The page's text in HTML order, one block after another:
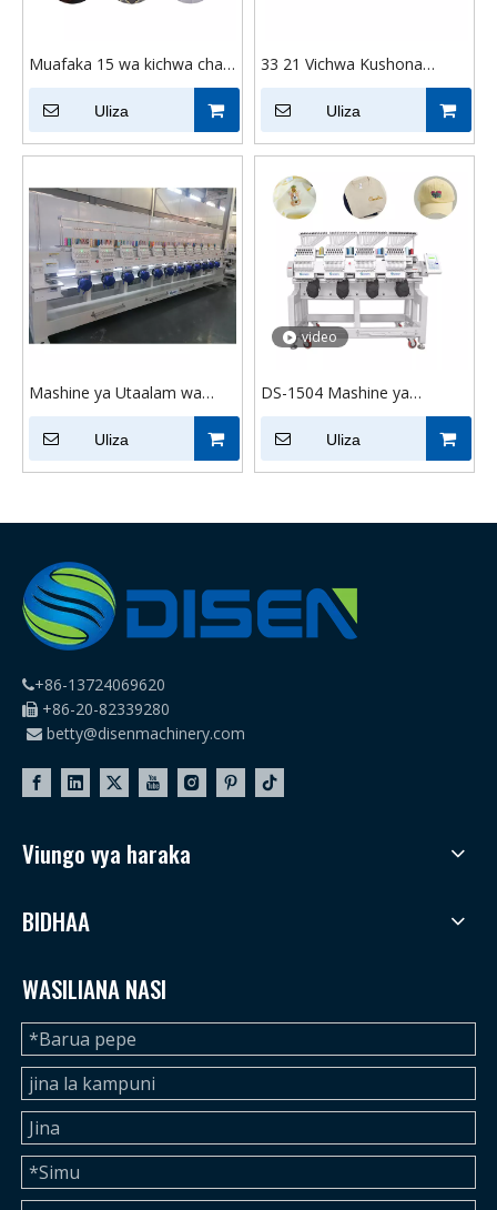
Muafaka 15 wa kichwa cha
Magnetic Machine isiyo na
waya ya Kompyuta yenye
kichwa cha vifaa
Uliza
33 21 Vichwa Kushona
Mashine ya Kudarizi yenye
Vichwa Vingi kwa Mapambo
ya Nyumbani
Uliza
Mashine ya Utaalam wa
jumla wa 12
Uliza
video
DS-1504 Mashine ya
Embroidery ya Kompyuta 4
Vichwa T-Shirt Hat
Embroidery
Uliza
+86-13724069620
 +86-20-82339280
 betty@disenmachinery.com
Viungo vya haraka
BIDHAA
WASILIANA NASI